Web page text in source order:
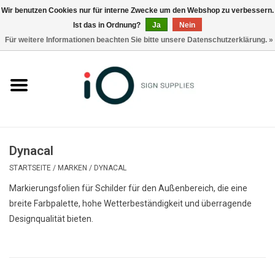
Marken
Dynacal
STARTSEITE / MARKEN / DYNACAL
Markierungsfolien für Schilder für den Außenbereich, die eine
breite Farbpalette, hohe Wetterbeständigkeit und überragende
Designqualität bieten.
Wir benutzen Cookies nur für interne Zwecke um den Webshop zu verbessern.
Ist das in Ordnung?
Ja
Nein
Für weitere Informationen beachten Sie bitte unsere Datenschutzerklärung. »